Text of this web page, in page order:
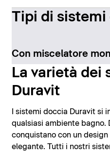
Tipi di sistemi
Con miscelatore
La varietà dei
Duravit
I sistemi doccia Duravit si
qualsiasi ambiente bagno.
conquistano con un
elegante. Tutti i nostri